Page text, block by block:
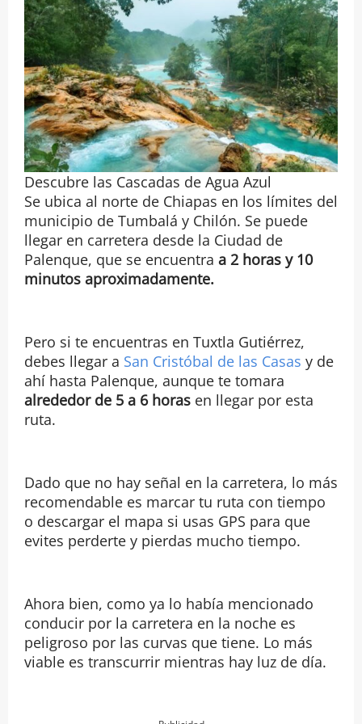
Descubre las Cascadas de Agua Azul
Se ubica al norte de Chiapas en los límites del
municipio de Tumbalá y Chilón. Se puede
llegar en carretera desde la Ciudad de
Palenque, que se encuentra a 2 horas y 10
minutos aproximadamente.
Pero si te encuentras en Tuxtla Gutiérrez,
debes llegar a San Cristóbal de las Casas y de
ahí hasta Palenque, aunque te tomara
alrededor de 5 a 6 horasen llegar por esta
ruta.
Dado que no hay señal en la carretera, lo más
recomendable es marcar tu ruta con tiempo
o descargar el mapa si usas GPS para que
evites perderte y pierdas mucho tiempo.
Ahora bien, como ya lo había mencionado
conducir por la carretera en la noche es
peligroso por las curvas que tiene. Lo más
viable es transcurrir mientras hay luz de día.